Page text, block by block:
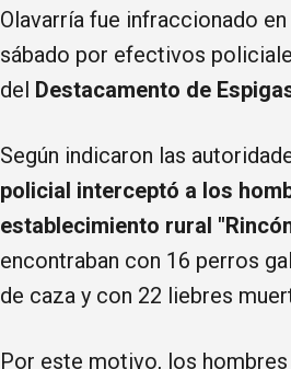
Olavarría fue infraccionado
sábado por efectivos
del Destacamento de
Según indicaron las
policial interceptó a los
establecimiento rural
encontraban con 16 perros
de caza y con 22 liebres
Por este motivo, los hombres